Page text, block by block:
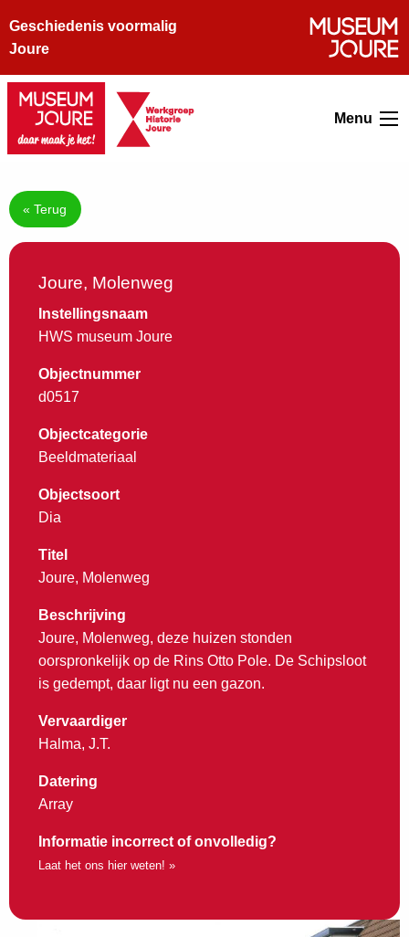
Geschiedenis voormalig
Joure
Menu
« Terug
Joure, Molenweg
Instellingsnaam
HWS museum Joure
Objectnummer
d0517
Objectcategorie
Beeldmateriaal
Objectsoort
Dia
Titel
Joure, Molenweg
Beschrijving
Joure, Molenweg, deze huizen stonden
oorspronkelijk op de Rins Otto Pole. De Schipsloot
is gedempt, daar ligt nu een gazon.
Vervaardiger
Halma, J.T.
Datering
Array
Informatie incorrect of onvolledig?
Laat het ons hier weten! »